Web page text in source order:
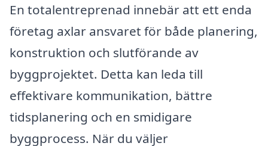
En totalentreprenad innebär att ett enda
företag axlar ansvaret för både planering,
konstruktion och slutförande av
byggprojektet. Detta kan leda till
effektivare kommunikation, bättre
tidsplanering och en smidigare
byggprocess. När du väljer